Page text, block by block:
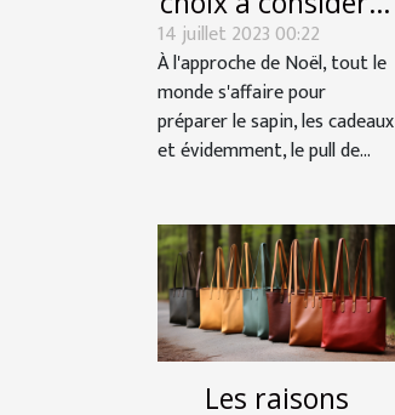
pour choisir un
bon pull de Noël
14 juillet 2023 00:22
À l'approche de Noël, tout le
monde s'affaire pour
préparer le sapin, les cadeaux
et évidemment, le pull de...
Les raisons